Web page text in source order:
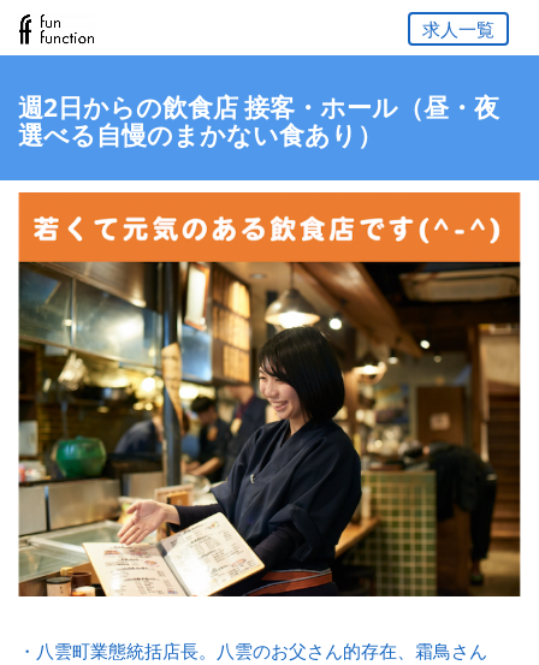
求人一覧
週2日からの飲食店 接客・ホール（昼・夜
選べる自慢のまかない食あり）
・八雲町業態統括店長。八雲のお父さん的存在、霜鳥さん